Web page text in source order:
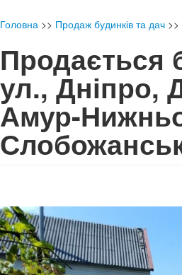
Головна >> Продаж будинків та дач >>
Продається
ул., Дніпро,
Амур-